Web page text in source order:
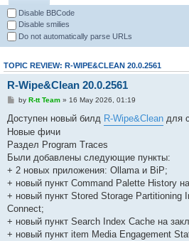
Disable BBCode
Disable smilies
Do not automatically parse URLs
TOPIC REVIEW: R-WIPE&CLEAN 20.0.2561
R-Wipe&Clean 20.0.2561
by R-tt Team» 16 May 2026, 01:19
Доступен новый билд R-Wipe&Clean для
Новые фичи
Раздел Program Traces
Были добавлены следующие пункты:
+ 2 новых приложения: Ollama и BiP;
+ новый пункт Command Palette History
+ новый пункт Stored Storage Partitioning
Connect;
+ новый пункт Search Index Cache на
+ новый пункт item Media Engagement